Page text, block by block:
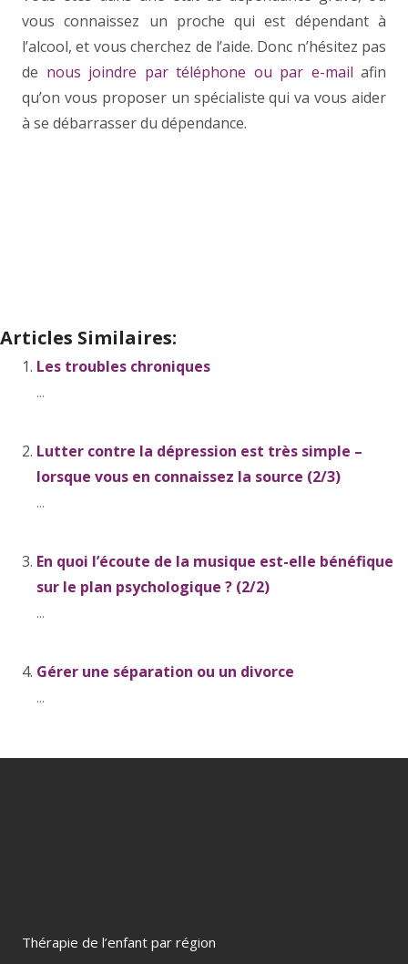
vous connaissez un proche qui est dépendant à
l’alcool, et vous cherchez de l’aide. Donc n’hésitez pas
de nous joindre par téléphone ou par e-mail afin
qu’on vous proposer un spécialiste qui va vous aider
à se débarrasser du dépendance.
Articles Similaires:
Les troubles chroniques
...
Lutter contre la dépression est très simple –
lorsque vous en connaissez la source (2/3)
...
En quoi l’écoute de la musique est-elle bénéfique
sur le plan psychologique ? (2/2)
...
Gérer une séparation ou un divorce
...
Thérapie de l’enfant par région